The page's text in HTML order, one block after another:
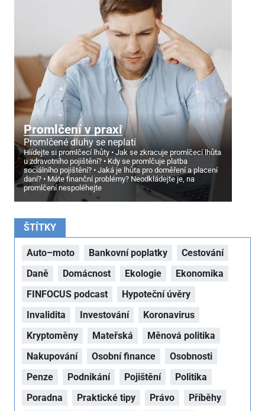
Promlčení v praxi
Promlčené dluhy se neplatí
Hlídejte si promlčecí lhůty
Jak se zkracuje promlčecí lhůta
u zdravotního pojištění?
Kdy se promlčuje platba
sociálního pojištění?
Jaká je lhůta pro doměření a placení
daní?
Máte finanční problémy? Neodkládejte je, na
promlčení nespoléhejte
ŠTÍTKY
Auto–moto Bankovní poplatky
Cestování
Daně
Domácnost Ekologie
Ekonomika
FINFOCUS podcast
Hypoteční úvěry
Invalidita
Investování
Koronavirus
Kryptoměny
Mateřská
Měnová politika
Nakupování
Osobní finance
Osobnosti
Penze
Podnikání Pojištění
Politika
Poradna
Praktické tipy Právo
Příběhy